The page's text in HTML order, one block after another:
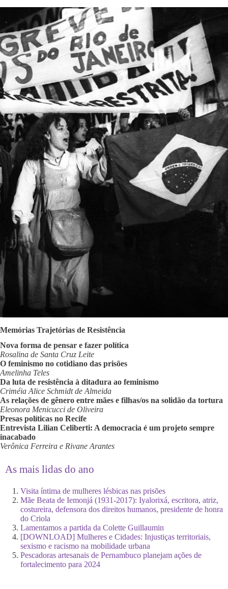
Memórias Trajetórias de Resistência
Nova forma de pensar e fazer política
Rosalina de Santa Cruz Leite
O feminismo no cotidiano das prisões
Amelinha Teles
Da luta de resistência à ditadura ao feminismo
Criméia Alice Schmidt de Almeida
As relações de gênero entre mães e filhas/os na solidão da tortura
Eleonora Menicucci de Oliveira
Presas políticas no Recife
Entrevista Lilian Celiberti: A democracia é um projeto sempre
inacabado
Verônica Ferreira e Rivane Arantes
As mais lidas do ano
Visita íntima de mulheres lésbicas nas prisões
Mãe Beata de Iemonjá (1931-2017): Iyalorixá, escritora, atriz,
costureira, defensora dos direitos humanos, presidente de honra
do Criola
Lamentamos a partida da Colette Guillaumin
[DOWNLOAD] Mulheres e Cidades: Injustiças territoriais,
sexismo e racismo na mobilidade urbana
Pescadoras artesanais de Pernambuco planejam ações de
fortalecimento para 2024